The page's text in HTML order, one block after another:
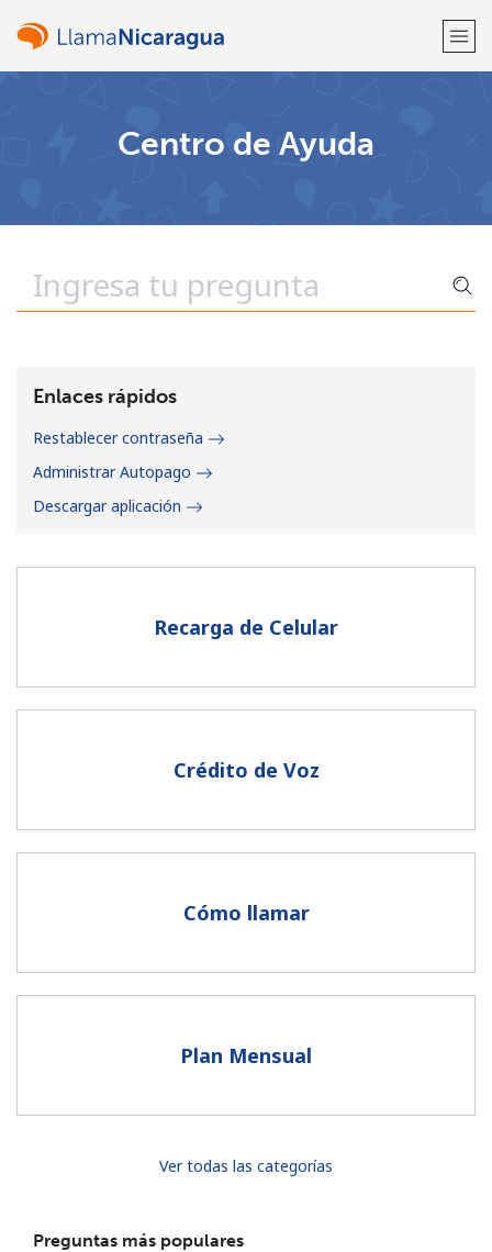
Un caracter especial
Al abrir una cuenta en este sitio web, estoy de acuerdo con
Centro de Ayuda
Recarga de Celular
Crédito de Voz
Cómo llamar
Plan Mensual
Ver todas las categorías
Preguntas más populares
Enlaces rápidos
Restablecer contraseña
Administrar Autopago
Descargar aplicación